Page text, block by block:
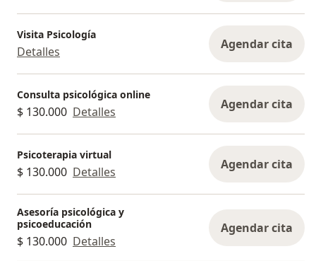
Visita Psicología
Detalles Agendar cita
Consulta psicológica online
$ 130.000 Detalles Agendar cita
Psicoterapia virtual
$ 130.000 Detalles Agendar cita
Asesoría psicológica y
psicoeducación
$ 130.000 Detalles
Agendar cita